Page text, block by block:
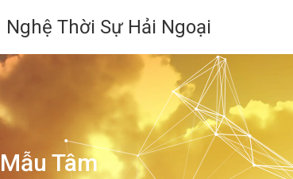
Nghệ Thời Sự Hải Ngoại
Tâm